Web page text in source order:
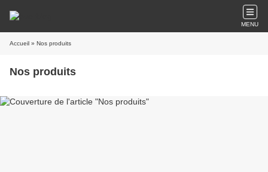
MENU
Accueil » Nos produits
Nos produits